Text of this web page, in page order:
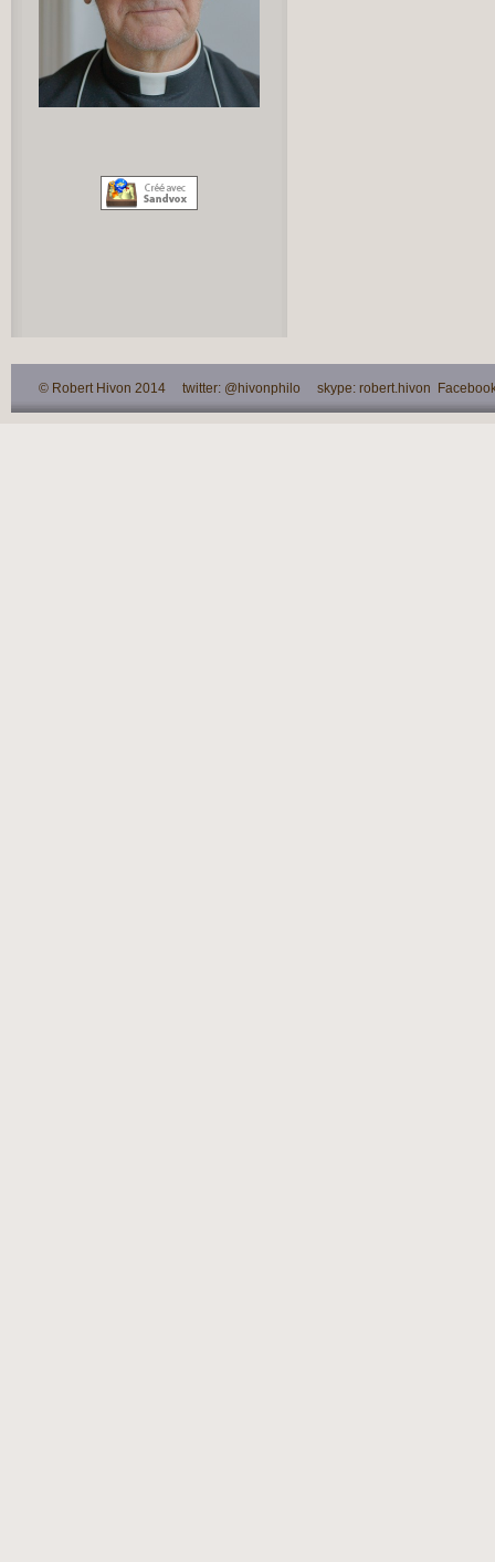
© Robert Hivon 2014 twitter: @hivonphilo skype: robert.hivon